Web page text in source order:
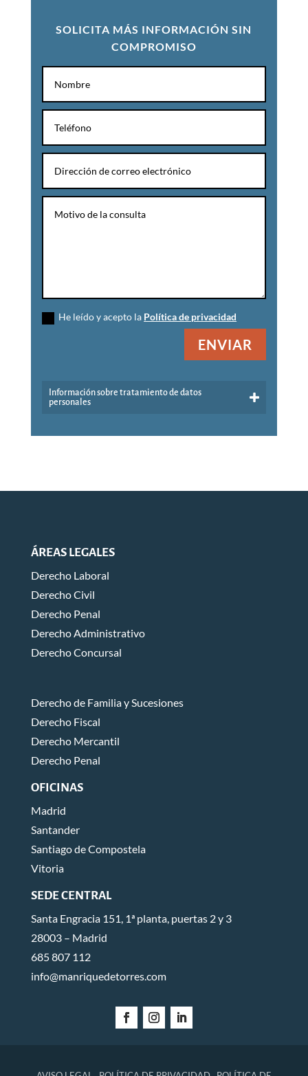
SOLICITA MÁS INFORMACIÓN SIN
COMPROMISO
He leído y acepto la Política de privacidad
ENVIAR
Información sobre tratamiento de datos
personales
ÁREAS LEGALES
Derecho Laboral
Derecho Civil
Derecho Penal
Derecho Administrativo
Derecho Concursal
Derecho de Familia y Sucesiones
Derecho Fiscal
Derecho Mercantil
Derecho Penal
OFICINAS
Madrid
Santander
Santiago de Compostela
Vitoria
SEDE CENTRAL
Santa Engracia 151, 1ª planta, puertas 2 y 3
28003 – Madrid
685 807 112
info@manriquedetorres.com